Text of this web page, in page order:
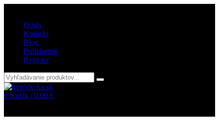
O nás
Kontakt
Blog
Prihlásenie
Register
0 Košík /0.00 €